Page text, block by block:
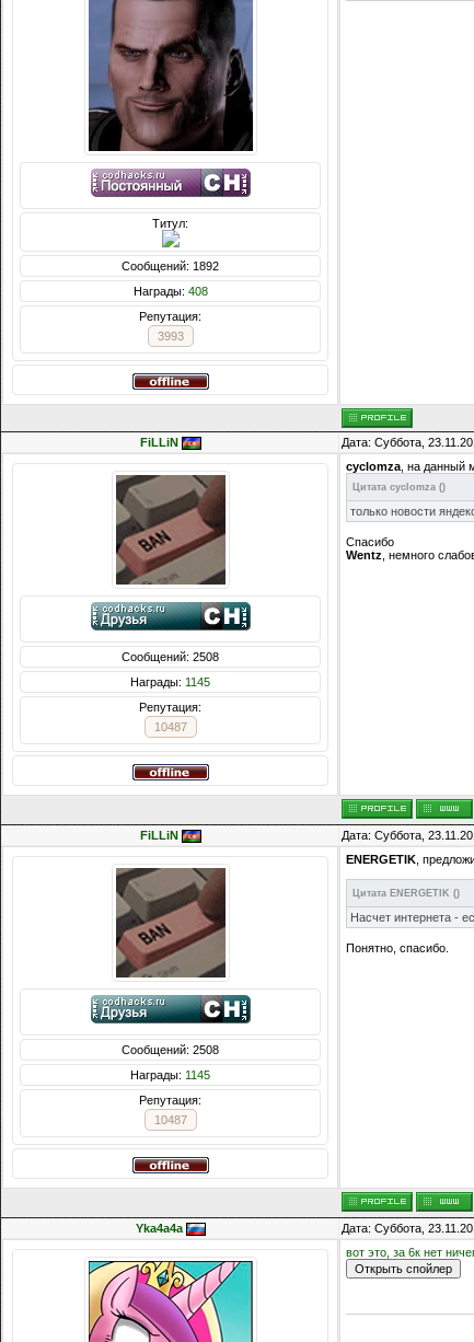
Титул:
Сообщений: 1892
Награды: 408
Репутация:
3993
FiLLiN Дата: Суббота,
Сообщений: 2508
Награды: 1145
Репутация:
10487
cyclomza , на данный
Цитата cyclomza ()
только новости
Спасибо
Wentz , немного
FiLLiN Дата: Суббота,
Сообщений: 2508
Награды: 1145
Репутация:
10487
ENERGETIK ,
Цитата ENERGETIK ()
Насчет интернета -
Понятно, спасибо.
Yka4a4a Дата: Суббота,
вот это, за 6к нет